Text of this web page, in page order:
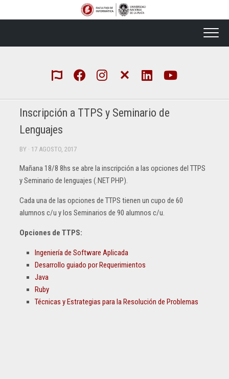
Inscripción a TTPS y Seminario de
Lenguajes
BY · 17 AGOSTO, 2017
Mañana 18/8 8hs se abre la inscripción a las opciones del TTPS
y Seminario de lenguajes (.NET PHP).
Cada una de las opciones de TTPS tienen un cupo de 60
alumnos c/u y los Seminarios de 90 alumnos c/u.
Opciones de TTPS:
Ingeniería de Software Aplicada
Desarrollo guiado por Requerimientos
Java
Ruby
Técnicas y Estrategias para la Resolución de Problemas